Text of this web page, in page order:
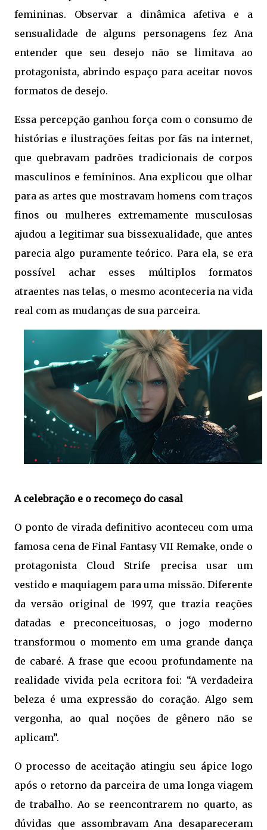
femininas. Observar a dinâmica afetiva e a
sensualidade de alguns personagens fez Ana
entender que seu desejo não se limitava ao
protagonista, abrindo espaço para aceitar novos
formatos de desejo.
Essa percepção ganhou força com o consumo de
histórias e ilustrações feitas por fãs na internet,
que quebravam padrões tradicionais de corpos
masculinos e femininos. Ana explicou que olhar
para as artes que mostravam homens com traços
finos ou mulheres extremamente musculosas
ajudou a legitimar sua bissexualidade, que antes
parecia algo puramente teórico. Para ela, se era
possível achar esses múltiplos formatos
atraentes nas telas, o mesmo aconteceria na vida
real com as mudanças de sua parceira.
A celebração e o recomeço do casal
O ponto de virada definitivo aconteceu com uma
famosa cena de Final Fantasy VII Remake, onde o
protagonista Cloud Strife precisa usar um
vestido e maquiagem para uma missão. Diferente
da versão original de 1997, que trazia reações
datadas e preconceituosas, o jogo moderno
transformou o momento em uma grande dança
de cabaré. A frase que ecoou profundamente na
realidade vivida pela ecritora foi: “A verdadeira
beleza é uma expressão do coração. Algo sem
vergonha, ao qual noções de gênero não se
aplicam”.
O processo de aceitação atingiu seu ápice logo
após o retorno da parceira de uma longa viagem
de trabalho. Ao se reencontrarem no quarto, as
dúvidas que assombravam Ana desapareceram